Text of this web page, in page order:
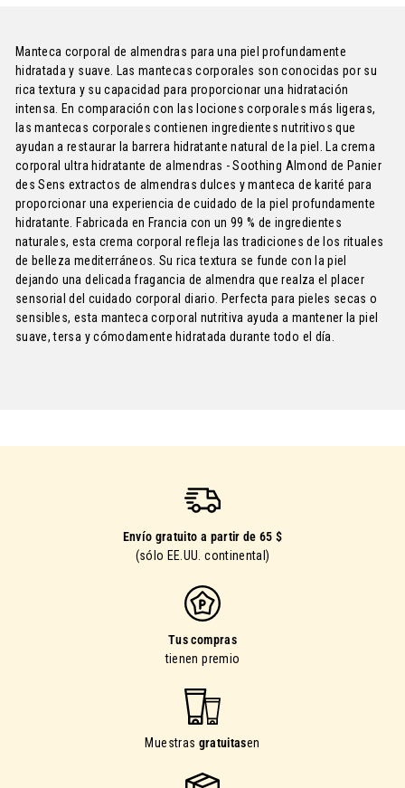
Manteca corporal de almendras para una piel profundamente
hidratada y suave. Las mantecas corporales son conocidas por su
rica textura y su capacidad para proporcionar una hidratación
intensa. En comparación con las lociones corporales más ligeras,
las mantecas corporales contienen ingredientes nutritivos que
ayudan a restaurar la barrera hidratante natural de la piel. La crema
corporal ultra hidratante de almendras - Soothing Almond de Panier
des Sens extractos de almendras dulces y manteca de karité para
proporcionar una experiencia de cuidado de la piel profundamente
hidratante. Fabricada en Francia con un 99 % de ingredientes
naturales, esta crema corporal refleja las tradiciones de los rituales
de belleza mediterráneos. Su rica textura se funde con la piel
dejando una delicada fragancia de almendra que realza el placer
sensorial del cuidado corporal diario. Perfecta para pieles secas o
sensibles, esta manteca corporal nutritiva ayuda a mantener la piel
suave, tersa y cómodamente hidratada durante todo el día.
Envío gratuito a partir de 65 $
(sólo EE.UU. continental)
Tus compras
tienen premio
Muestras gratuitasen